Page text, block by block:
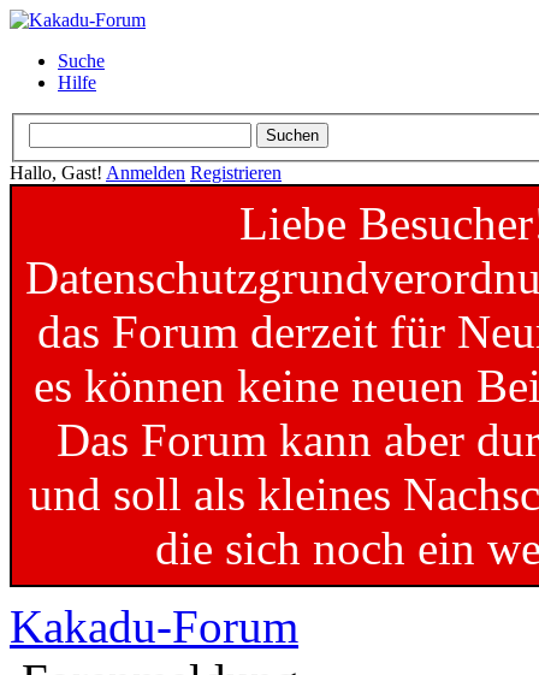
Suche
Hilfe
Hallo, Gast! Anmelden Registrieren
Liebe
das Forum derzeit für
es können keine neuen
Das Forum kann aber
und soll als kleines
die sich noch ein
Kakadu-Forum